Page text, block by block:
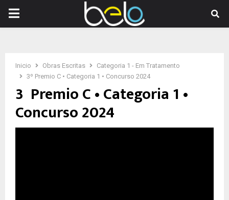
PRIMARY
Inicio Obras Escritas
Categoria 1 - Em Tratamento
3º Premio C • Categoria 1 • Concurso 2024
3º Premio C • Categoria 1 •
Concurso 2024